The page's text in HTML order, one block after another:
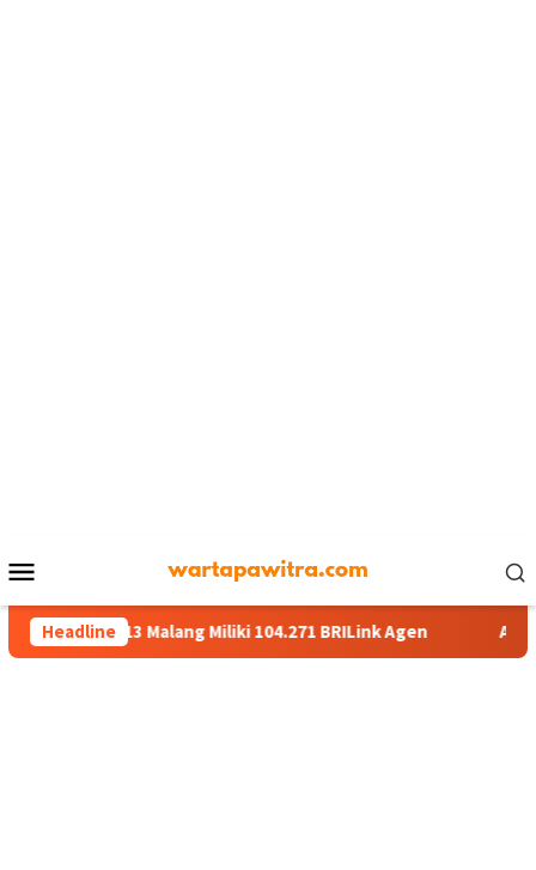
Mobile
Headline
Malang Miliki 104.271 BRILink Agen AgenBRILink